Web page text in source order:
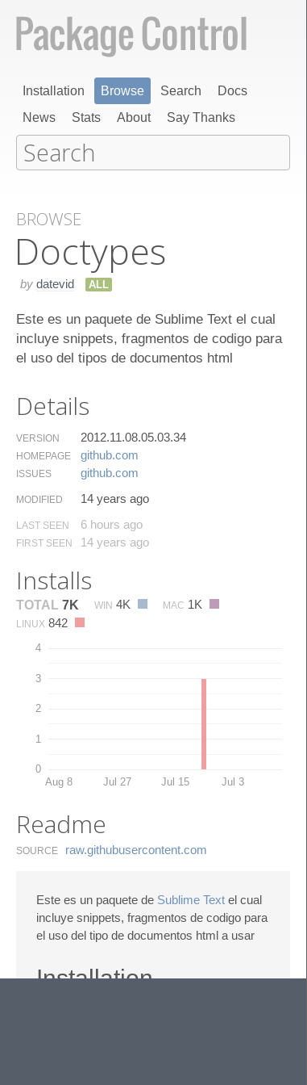
Installation Browse Search
Docs
News
Stats About Say Thanks
BROWSE
Doctypes
by datevid ALL
Este es un paquete de Sublime Text el cual
incluye snippets, fragmentos de codigo para
el uso del tipos de documentos html
Details
VERSION 2012.11.08.05.03.34
HOMEPAGE github.​com
ISSUES github.​com
MODIFIED 14 years ago
LAST SEEN 6 hours ago
FIRST SEEN 14 years ago
Installs
TOTAL 7K WIN 4K MAC 1K
LINUX 842
0
1
2
3
4
Aug 8 Jul 27 Jul 15 Jul 3
Readme
SOURCE raw.​githubusercontent.​com
Este es un paquete de Sublime Text el cual
incluye snippets, fragmentos de codigo para
el uso del tipo de documentos html a usar
Installation